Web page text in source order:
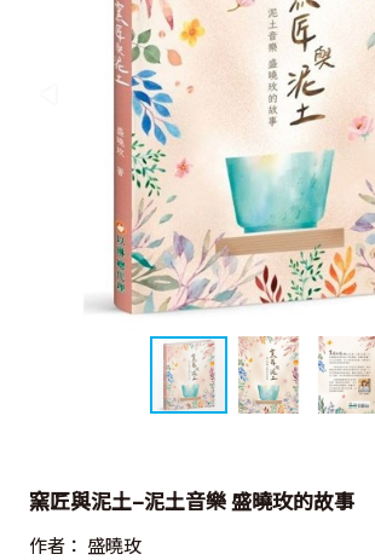
窯匠與泥土–泥土音樂 盛曉玫的故事
作者： 盛曉玫